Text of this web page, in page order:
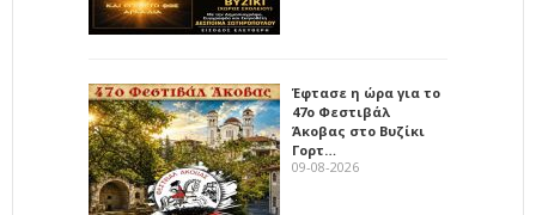
Έφτασε η ώρα για το
47ο Φεστιβάλ
Άκοβας στο Βυζίκι
Γορτ…
09-08-2026